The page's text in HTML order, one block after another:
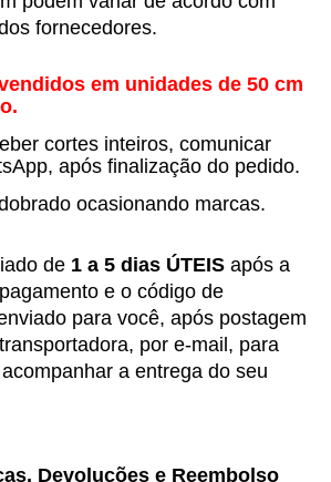
fornecedores.
em unidades de 50 cm
cortes inteiros, comunicar
após finalização do pedido.
ocasionando marcas.
de 1 a 5 dias ÚTEIS após a
e o código de
para você, após postagem
por e-mail, para
a entrega do seu
Devoluções e Reembolso